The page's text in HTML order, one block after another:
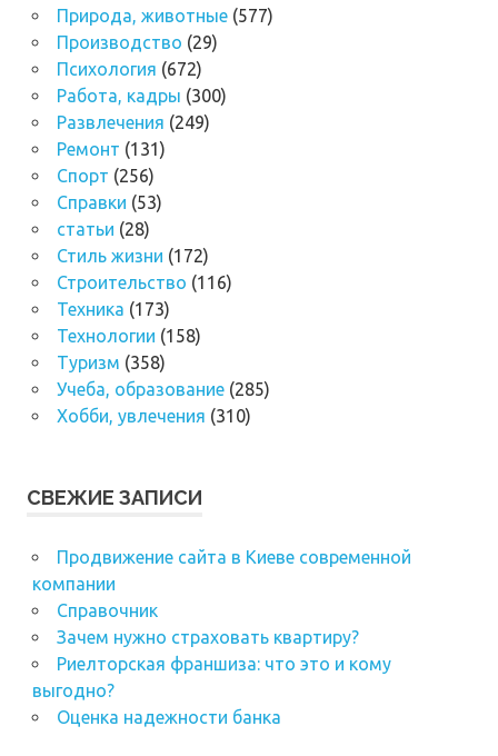
Природа, животные(577)
Производство (29)
Психология (672)
Работа, кадры (300)
Развлечения (249)
Ремонт (131)
Спорт (256)
Справки (53)
статьи (28)
Стиль жизни (172)
Строительство (116)
Техника (173)
Технологии (158)
Туризм (358)
Учеба, образование(285)
Хобби, увлечения (310)
СВЕЖИЕ ЗАПИСИ
Продвижение сайта в Киеве современной
компании
Справочник
Зачем нужно страховать квартиру?
Риелторская франшиза: что это и кому
выгодно?
Оценка надежности банка